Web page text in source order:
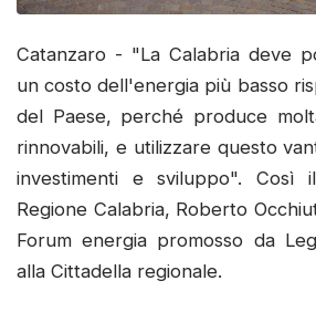
Catanzaro - "La Calabria deve
un costo dell'energia più basso
del Paese, perché produce
rinnovabili, e utilizzare questo
investimenti e sviluppo". Così
Regione Calabria, Roberto
Forum energia promosso da
alla Cittadella regionale.